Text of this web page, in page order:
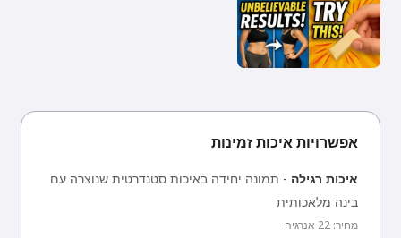
אפשרויות איכות זמינות
איכות רגילה - תמונה יחידה באיכות סטנדרטית שנוצרה עם
בינה מלאכותית
מחיר: 22 אנרגיה